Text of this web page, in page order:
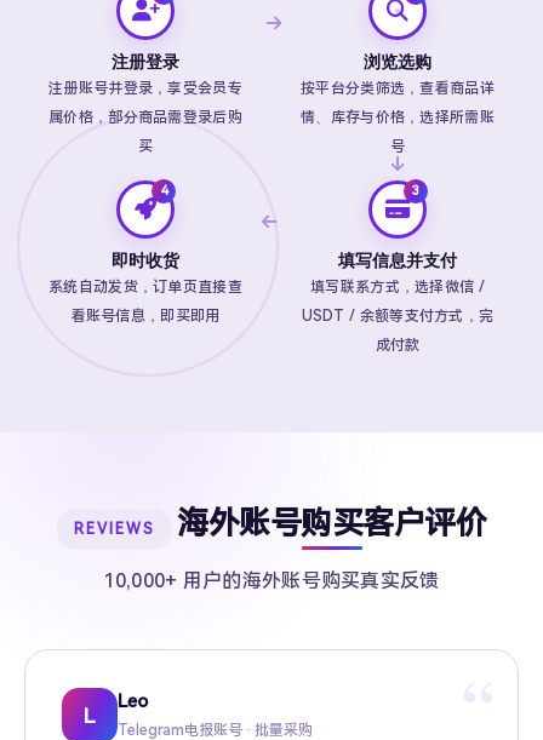
注册登录
注册账号并登录，享受会员专
属价格，部分商品需登录后购
买
浏览选购
按平台分类筛选，查看商品详
情、库存与价格，选择所需账
号
填写信息并支付
填写联系方式，选择微信 /
USDT / 余额等支付方式，完
成付款
即时收货
系统自动发货，订单页直接查
看账号信息，即买即用
REVIEWS 海外账号购买客户评价
10,000+ 用户的海外账号购买真实反馈
L
Leo
Telegram电报账号 · 批量采购
Sarah
Twitter推特高粉号 · Web3项目推广
Kevin
TikTok账号 · 跨境电商矩阵运营
Mike
Facebook广告账号 · 跨境广告投放
Amy
Instagram账号 · 品牌海外推广
Daniel
Gmail账号 · Apple ID · AI工具账号
Jason
YouTube账号 · 内容变现
Wing
Telegram Premium代充 · 个人用户
Richard
海外账号批发 · MCN机构